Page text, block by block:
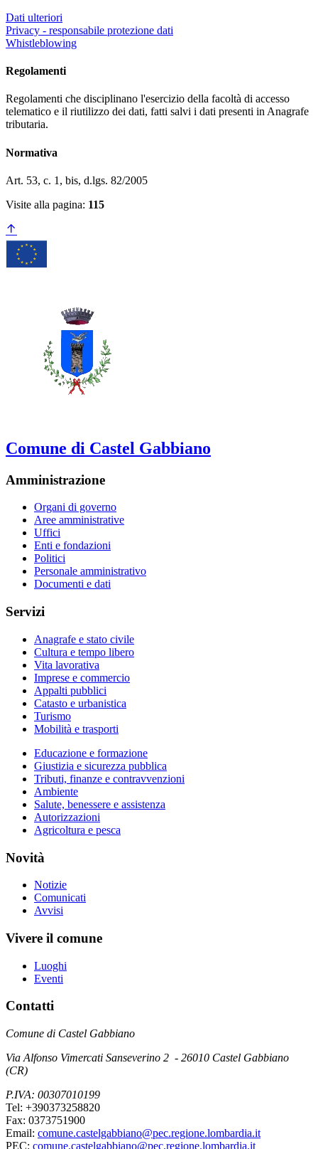
Dati ulteriori
Privacy - responsabile protezione dati
Whistleblowing
Regolamenti
Regolamenti che disciplinano l'esercizio della facoltà di accesso
telematico e il riutilizzo dei dati, fatti salvi i dati presenti in Anagrafe
tributaria.
Normativa
Art. 53, c. 1, bis, d.lgs. 82/2005
Visite alla pagina: 115
Comune di Castel Gabbiano
Amministrazione
Organi di governo
Aree amministrative
Uffici
Enti e fondazioni
Politici
Personale amministrativo
Documenti e dati
Servizi
Anagrafe e stato civile
Cultura e tempo libero
Vita lavorativa
Imprese e commercio
Appalti pubblici
Catasto e urbanistica
Turismo
Mobilità e trasporti
Educazione e formazione
Giustizia e sicurezza pubblica
Tributi, finanze e contravvenzioni
Ambiente
Salute, benessere e assistenza
Autorizzazioni
Agricoltura e pesca
Novità
Notizie
Comunicati
Avvisi
Vivere il comune
Luoghi
Eventi
Contatti
Comune di Castel Gabbiano
Via Alfonso Vimercati Sanseverino 2 - 26010 Castel Gabbiano
(CR)
P.IVA: 00307010199
Tel: +390373258820
Fax: 0373751900
Email: comune.castelgabbiano@pec.regione.lombardia.it
PEC: comune.castelgabbiano@pec.regione.lombardia.it